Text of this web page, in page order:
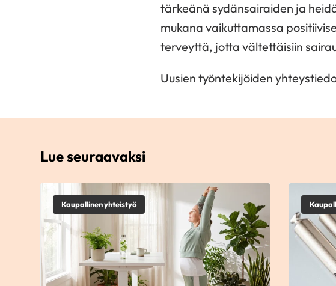
tärkeänä sydänsairaiden ja
mukana vaikuttamassa
terveyttä, jotta vältettäisiin
Uusien työntekijöiden
Lue seuraavaksi
Kaupallinen yhteistyö